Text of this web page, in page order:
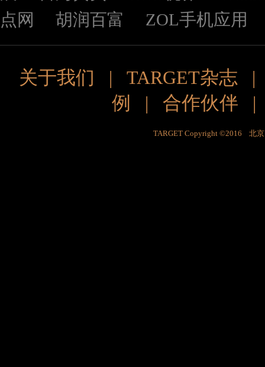
点网
胡润百富 ZOL手机应用
关于我们 | TARGET杂志
例
| 合作伙伴
TARGET Copyright ©2016 北